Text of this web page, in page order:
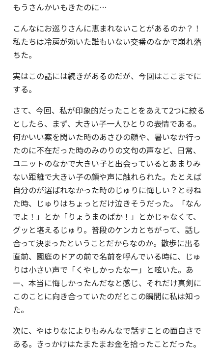
もうさんかいもきたのに…
こんなにお巡りさんに恵まれないことがあるのか？！
私たちは冷房が効いた誰もいない交番のなかで崩れ落
ちた。
実はこの話には続きがあるのだが、今回はここまでに
する。
さて、今回、私が印象的だったことをあえて2つに絞る
としたら、まず、大きい子一人ひとりの表情である。
何かいい案を閃いた時のあさひの顔や、暑いなか行っ
たのに不在だった時のみのりの文句の声など、日常、
ユニットのなかで大きい子と出会っているとあまりみ
ない距離で大きい子の顔や声に触れられた。たとえば
自分のが選ばれなかった時のじゅりに悔しい？と尋ね
た時、じゅりはちょっとだけ泣きそうだった。「なん
でよ！」とか「りょうまのばか！」とかじゃなくて、
グッと堪えるじゅり。普段のケンカとちがって、話し
合って決まったということだからなのか。散歩に出る
直前、園庭のドアの前で名前を呼んでいる時に、じゅ
りは小さい声で「くやしかったなー」と呟いた。あ
ー、本当に悔しかったんだなと感じ、それだけ真剣に
このことに向き合っていたのだとこの瞬間に私は知っ
た。
次に、やはりなによりもみんなで話すことの面白さで
ある。きっかけはたまたまお金を拾ったことだった。